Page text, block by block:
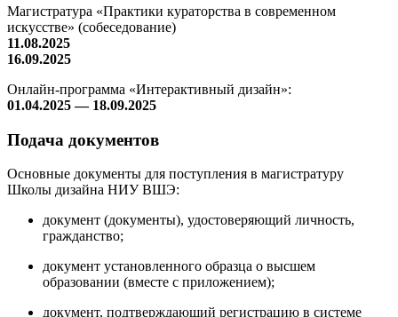
Магистратура «Практики кураторства в современном
искусстве» (собеседование)
11.08.2025
16.09.2025
Онлайн-программа «Интерактивный дизайн»:
01.04.2025 — 18.09.2025
Подача документов
Основные документы для поступления в магистратуру
Школы дизайна НИУ ВШЭ:
документ (документы), удостоверяющий личность,
гражданство;
документ установленного образца о высшем
образовании (вместе с приложением);
документ, подтверждающий регистрацию в системе